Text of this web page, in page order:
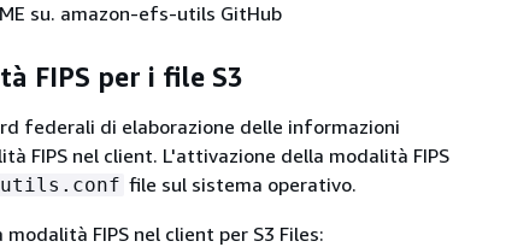
su. amazon-efs-utils GitHub
FIPS per i file S3
federali di elaborazione delle informazioni
FIPS nel client. L'attivazione della modalità FIPS
file sul sistema operativo.
FIPS nel client per S3 Files: